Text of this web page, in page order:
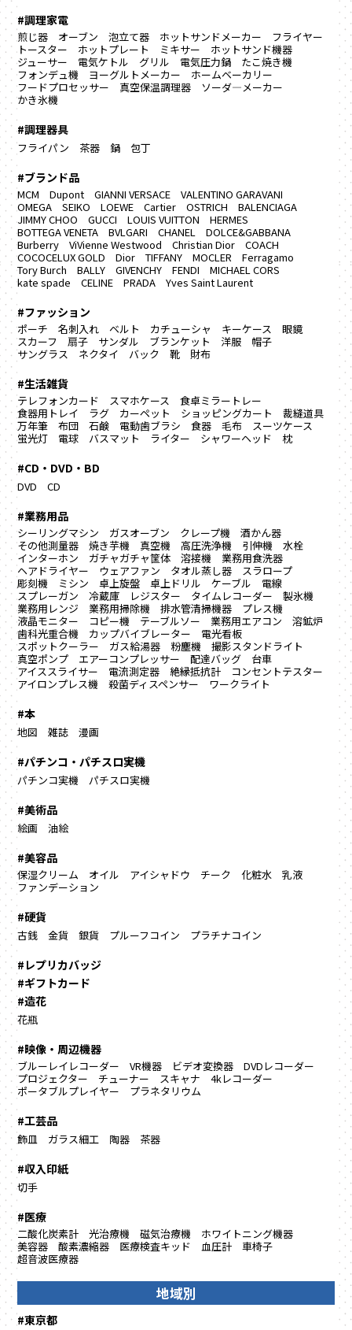
#調理家電
煎じ器 オーブン 泡立て器 ホットサンドメーカー
フライヤー
トースター
ホットプレート ミキサー
ホットサンド機器
ジューサー
電気ケトル グリル 電気圧力鍋
たこ焼き機
フォンデュ機
ヨーグルトメーカー
ホームベーカリー
フードプロセッサー
真空保温調理器
ソーダ―メーカー
かき氷機
#調理器具
フライパン 茶器 鍋 包丁
#ブランド品
MCM Dupont GIANNI VERSACE
VALENTINO GARAVANI
OMEGA
SEIKO LOEWE Cartier OSTRICH
BALENCIAGA
JIMMY CHOO
GUCCI LOUIS VUITTON
HERMES
BOTTEGA VENETA
BVLGARI CHANEL
DOLCE&GABBANA
Burberry
ViVienne Westwood Christian Dior
COACH
COCOCELUX GOLD
Dior TIFFANY MOCLER
Ferragamo
Tory Burch
BALLY GIVENCHY FENDI
MICHAEL CORS
kate spade
CELINE PRADA Yves Saint Laurent
#ファッション
ポーチ 名刺入れ ベルト カチューシャ キーケース
眼鏡
スカーフ
扇子 サンダル ブランケット 洋服
帽子
サングラス
ネクタイ バック 靴 財布
#生活雑貨
テレフォンカード スマホケース
食卓ミラートレー
食器用トレイ
ラグ カーペット ショッピングカート
裁縫道具
万年筆
布団 石鹸 電動歯ブラシ 食器 毛布
スーツケース
蛍光灯
電球 バスマット ライター シャワーヘッド 枕
#CD・DVD・BD
DVD CD
#業務用品
シーリングマシン ガスオーブン クレープ機
酒かん器
その他測量器
焼き芋機 真空機 高圧洗浄機 引伸機
水栓
インターホン
ガチャガチャ筐体 溶接機
業務用食洗器
ヘアドライヤー
ウェアファン タオル蒸し器
スラロープ
彫刻機
ミシン 卓上旋盤 卓上ドリル ケーブル
電線
スプレーガン
冷蔵庫 レジスター タイムレコーダー
製氷機
業務用レンジ
業務用掃除機 排水管清掃機器
プレス機
液晶モニター
コピー機 テーブルソー 業務用エアコン
溶鉱炉
歯科光重合機
カップバイブレーター
電光看板
スポットクーラー
ガス給湯器 粉塵機
撮影スタンドライト
真空ポンプ
エアーコンプレッサー 配達バッグ
台車
アイススライサー
電流測定器 絶縁抵抗計
コンセントテスター
アイロンプレス機
殺菌ディスペンサー ワークライト
#本
地図 雑誌 漫画
#パチンコ・パチスロ実機
パチンコ実機 パチスロ実機
#美術品
絵画 油絵
#美容品
保湿クリーム オイル アイシャドウ チーク 化粧水
乳液
ファンデーション
#硬貨
古銭 金貨 銀貨 プルーフコイン プラチナコイン
#レプリカバッジ
#ギフトカード
#造花
花瓶
#映像・周辺機器
ブルーレイレコーダー VR機器 ビデオ変換器
DVDレコーダー
プロジェクター
チューナー スキャナ
4kレコーダー
ポータブルプレイヤー
プラネタリウム
#工芸品
飾皿 ガラス細工 陶器 茶器
#収入印紙
切手
#医療
二酸化炭素計 光治療機 磁気治療機
ホワイトニング機器
美容器
酸素濃縮器 医療検査キッド 血圧計
車椅子
超音波医療器
地域別
#東京都